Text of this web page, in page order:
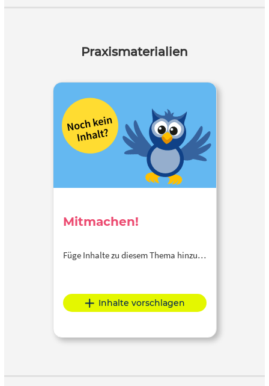
Praxismaterialien
Mitmachen!
Füge Inhalte zu diesem Thema hinzu…
Inhalte vorschlagen